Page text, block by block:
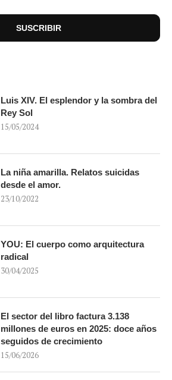
Luis XIV. El esplendor y la sombra del
Rey Sol
15/05/2024
La niña amarilla. Relatos suicidas
desde el amor.
23/10/2022
YOU: El cuerpo como arquitectura
radical
30/04/2025
El sector del libro factura 3.138
millones de euros en 2025: doce años
seguidos de crecimiento
15/06/2026